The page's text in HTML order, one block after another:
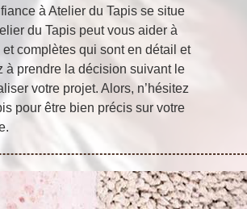
à Atelier du Tapis se situe
du Tapis peut vous aider à
complètes qui sont en détail et
à prendre la décision suivant le
votre projet. Alors, n’hésitez
pour être bien précis sur votre